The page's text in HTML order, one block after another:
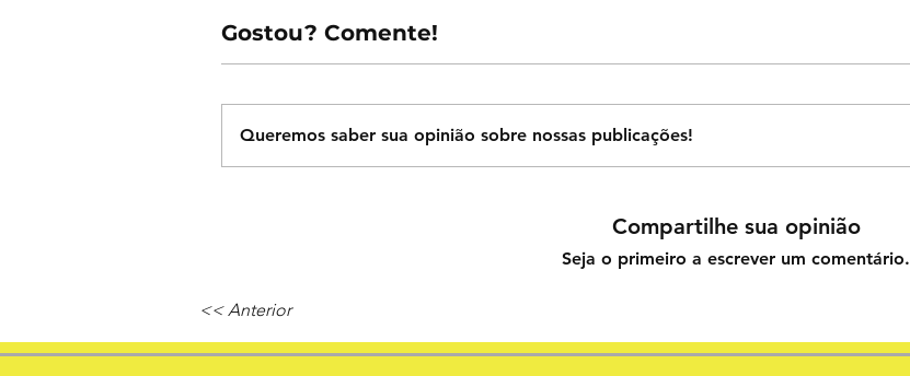
Gostou? Comente!
Queremos saber sua opinião sobre nossas publicações!
Compartilhe sua opinião
Seja o primeiro a escrever um comentário.
<< Anterior